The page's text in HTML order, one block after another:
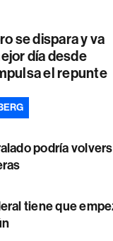
se dispara y va
día desde
el repunte
podría
tiene que